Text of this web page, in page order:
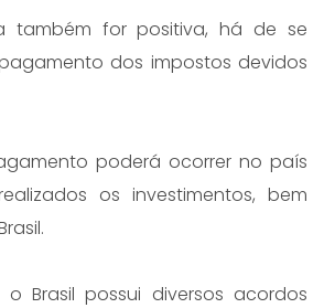
também for positiva, há de se
dos impostos devidos
poderá ocorrer no país
os investimentos, bem
Brasil possui diversos acordos